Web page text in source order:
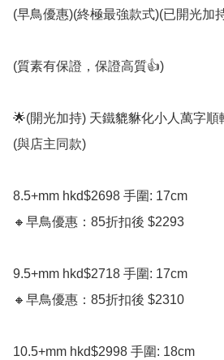
(早鳥優惠)(終極最強款式)(已開光加
(質素有保證，保證高質👍)
🌟(開光加持) 天鐵貔貅化小人萬字順
(與店主同款)
8.5+mm hkd$2698 手圍: 17cm
🔸️早鳥優惠：85折扣後 $2293
9.5+mm hkd$2718 手圍: 17cm
🔸️早鳥優惠：85折扣後 $2310
10.5+mm hkd$2998 手圍: 18cm